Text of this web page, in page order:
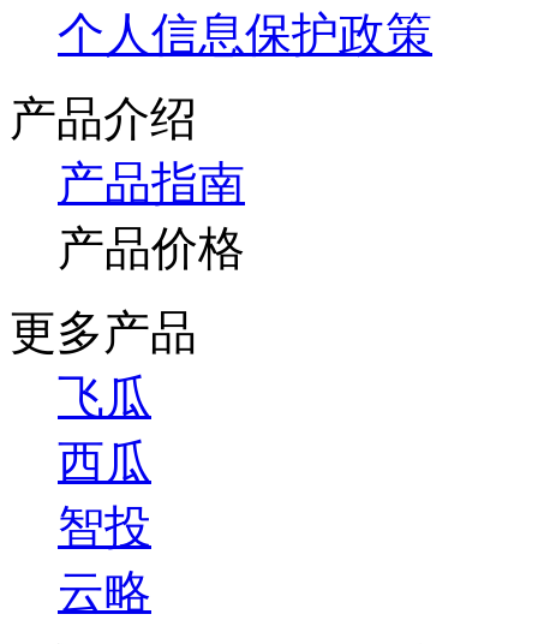
个人信息保护政策
产品介绍
产品指南
产品价格
更多产品
飞瓜
西瓜
智投
云略